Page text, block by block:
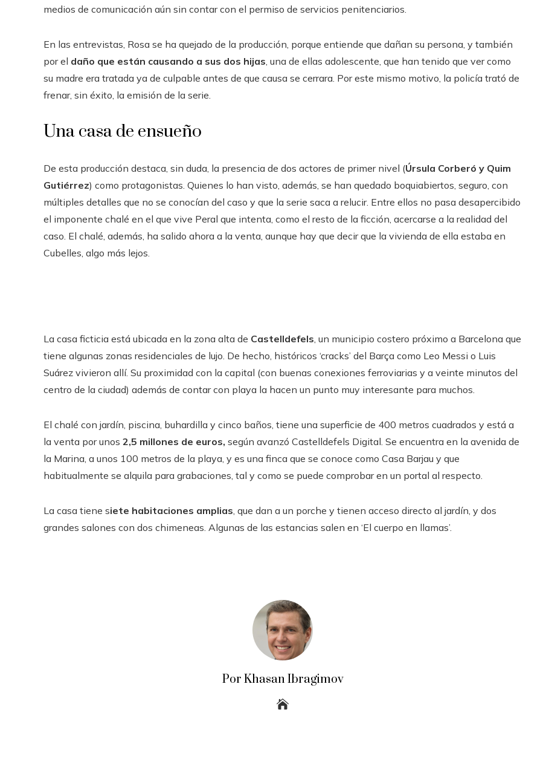
medios de comunicación aún sin contar con el permiso de servicios penitenciarios.
En las entrevistas, Rosa se ha quejado de la producción, porque entiende que dañan su persona, y también
por el daño que están causando a sus dos hijas, una de ellas adolescente, que han tenido que ver como
su madre era tratada ya de culpable antes de que causa se cerrara. Por este mismo motivo, la policía trató de
frenar, sin éxito, la emisión de la serie.
Una casa de ensueño
De esta producción destaca, sin duda, la presencia de dos actores de primer nivel (Úrsula Corberó y Quim
Gutiérrez) como protagonistas. Quienes lo han visto, además, se han quedado boquiabiertos, seguro, con
múltiples detalles que no se conocían del caso y que la serie saca a relucir. Entre ellos no pasa desapercibido
el imponente chalé en el que vive Peral que intenta, como el resto de la ficción, acercarse a la realidad del
caso. El chalé, además, ha salido ahora a la venta, aunque hay que decir que la vivienda de ella estaba en
Cubelles, algo más lejos.
La casa ficticia está ubicada en la zona alta de Castelldefels, un municipio costero próximo a Barcelona que
tiene algunas zonas residenciales de lujo. De hecho, históricos ‘cracks’ del Barça como Leo Messi o Luis
Suárez vivieron allí. Su proximidad con la capital (con buenas conexiones ferroviarias y a veinte minutos del
centro de la ciudad) además de contar con playa la hacen un punto muy interesante para muchos.
El chalé con jardín, piscina, buhardilla y cinco baños, tiene una superficie de 400 metros cuadrados y está a
la venta por unos 2,5 millones de euros, según avanzó Castelldefels Digital. Se encuentra en la avenida de
la Marina, a unos 100 metros de la playa, y es una finca que se conoce como Casa Barjau y que
habitualmente se alquila para grabaciones, tal y como se puede comprobar en un portal al respecto.
La casa tiene siete habitaciones amplias, que dan a un porche y tienen acceso directo al jardín, y dos
grandes salones con dos chimeneas. Algunas de las estancias salen en ‘El cuerpo en llamas’.
Por Khasan Ibragimov